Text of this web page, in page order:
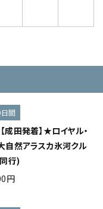
間
成田発着】★ロイヤル・
自然アラスカ氷河クル
行)
円